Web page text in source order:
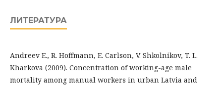
ЛИТЕРАТУРА
Andreev E., R. Hoffmann, E. Carlson, V. Shkolnikov, T. L.
Kharkova (2009). Concentration of working-age male
mortality among manual workers in urban Latvia and